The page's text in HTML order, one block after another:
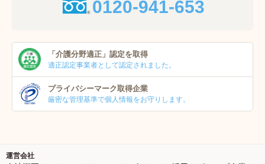
0120-941-653
「介護分野適正」 認定を取得
適正認定事業者として認定されました。
プライバシーマーク取得企業
厳密な管理基準で個人情報をお守りします。
運営会社